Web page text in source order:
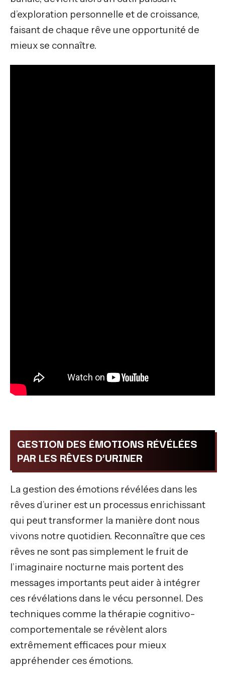
d’exploration personnelle et de croissance,
faisant de chaque rêve une opportunité de
mieux se connaître.
GESTION DES ÉMOTIONS RÉVÉLÉES
PAR LES RÊVES D’URINER
La gestion des émotions révélées dans les
rêves d’uriner est un processus enrichissant
qui peut transformer la manière dont nous
vivons notre quotidien. Reconnaître que ces
rêves ne sont pas simplement le fruit de
l’imaginaire nocturne mais portent des
messages importants peut aider à intégrer
ces révélations dans le vécu personnel. Des
techniques comme la thérapie cognitivo-
comportementale se révèlent alors
extrêmement efficaces pour mieux
appréhender ces émotions.